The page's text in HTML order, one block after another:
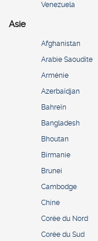
Venezuela
Asie
Afghanistan
Arabie Saoudite
Arménie
Azerbaïdjan
Bahreïn
Bangladesh
Bhoutan
Birmanie
Brunei
Cambodge
Chine
Corée du Nord
Corée du Sud